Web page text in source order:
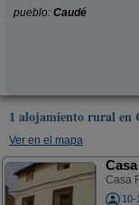
pueblo: Caudé
1 alojamiento rural en
Ver en el mapa
Casa
10-